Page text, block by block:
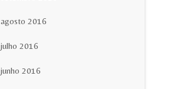
agosto 2016
julho 2016
junho 2016